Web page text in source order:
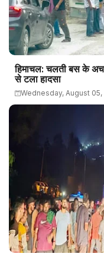
हिमाचल: चलती बस के
से टला हादसा
Wednesday, August 05,